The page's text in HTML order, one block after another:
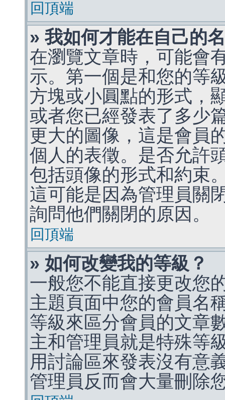
回頂端
» 我如何才能在自己的
在瀏覽文章時，可能會
示。第一個是和您的等
方塊或小圓點的形式，
或者您已經發表了多少
更大的圖像，這是會員
個人的表徵。是否允許
包括頭像的形式和約束
這可能是因為管理員關
詢問他們關閉的原因。
回頂端
» 如何改變我的等級？
一般您不能直接更改您
主題頁面中您的會員名
等級來區分會員的文章
主和管理員就是特殊等
用討論區來發表沒有意
管理員反而會大量刪除